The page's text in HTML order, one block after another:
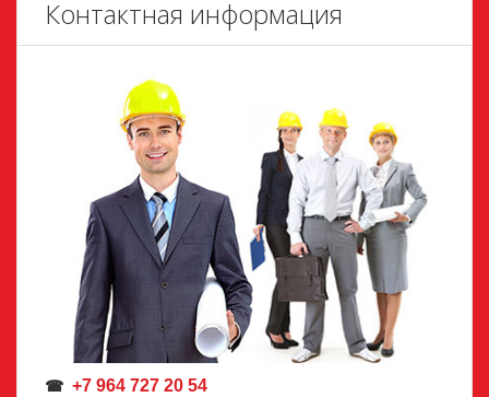
Контактная информация
☎ +7 964 727 20 54